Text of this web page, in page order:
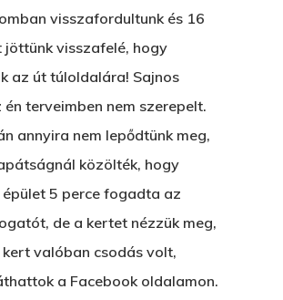
visszafordultunk és 16
jöttünk visszafelé, hogy
az út túloldalára! Sajnos
én terveimben nem szerepelt.
annyira nem lepődtünk meg,
közölték, hogy
épület 5 perce fogadta az
de a kertet nézzük meg,
kert valóban csodás volt,
a Facebook oldalamon.